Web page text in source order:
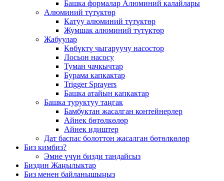
Башка формалар Алюминий калайлары
Алюминий түтүктөр
Катуу алюминий түтүктөр
Жумшак алюминий түтүктөр
Жабуулар
Көбүктү чыгаруучу насостор
Лосьон насосу
Туман чачкычтар
Бурама капкактар
Trigger Sprayers
Башка атайын капкактар
Башка туруктуу таңгак
Бамбуктан жасалган контейнерлер
Айнек бөтөлкөлөр
Айнек идиштер
Дат баспас болоттон жасалган бөтөлкөлөр
Биз кимбиз?
Эмне үчүн бизди тандайсыз
Биздин Жаңылыктар
Биз менен байланышыңыз